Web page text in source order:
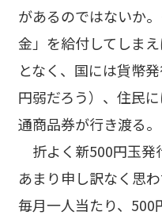
があるのではないか
金」を給付してしま
となく、国には貨幣
円弱だろう）、住民
通商品券が行き渡る。
折よく新500円玉発
あまり申し訳なく思
毎月一人当たり、500